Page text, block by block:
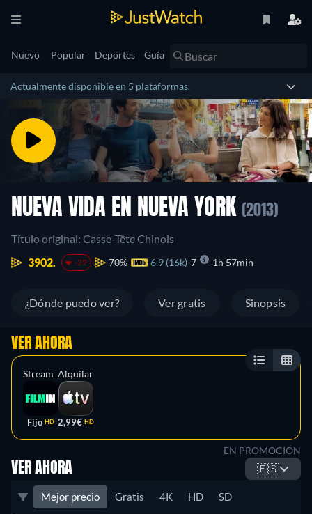
Nuevo Popular Deportes Guía
Actualmente disponible en 5 plataformas.
NUEVA VIDA EN NUEVA YORK (2013)
Título original: Casse-Tête Chinois
3902.
-22 70% 6.9 (16k) 7 1h 57min
¿Dónde puedo ver? Ver gratis Sinopsis
VER AHORA
Stream
Fijo HD
Alquilar
2,99€ HD
EN PROMOCIÓN
VER AHORA 🇪🇸
Mejor precio Gratis 4K HD SD